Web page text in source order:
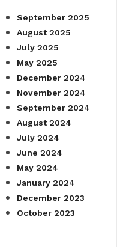
September 2025
August 2025
July 2025
May 2025
December 2024
November 2024
September 2024
August 2024
July 2024
June 2024
May 2024
January 2024
December 2023
October 2023